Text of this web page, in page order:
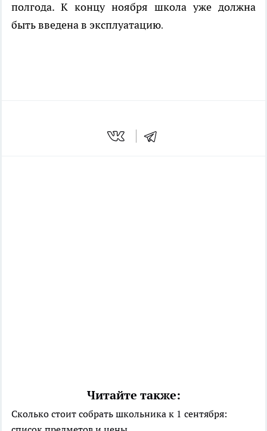
полгода. К концу ноября школа уже должна
быть введена в эксплуатацию.
Читайте также:
Сколько стоит собрать школьника к 1 сентября: